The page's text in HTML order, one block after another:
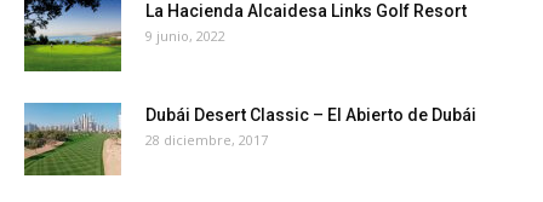
La Hacienda Alcaidesa Links Golf Resort
9 junio, 2022
Dubái Desert Classic – El Abierto de Dubái
28 diciembre, 2017